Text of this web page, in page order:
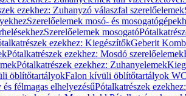
ezekhez: Zuhanyzó válaszfal szerelőelemek
Szerelőelemek mosó- és
Szerelőelemek mosogató
ezekhez: KiegészítőkGeberit
Pótalkatrészek ezekhez: Mosdó szerelőelemek
Pótalkatrészek ezekhez: Zuhanyelemek
öblítőtartályokFalon kívüli öblítőtartályok
félmagas elhelyezésűPótalkatrészek